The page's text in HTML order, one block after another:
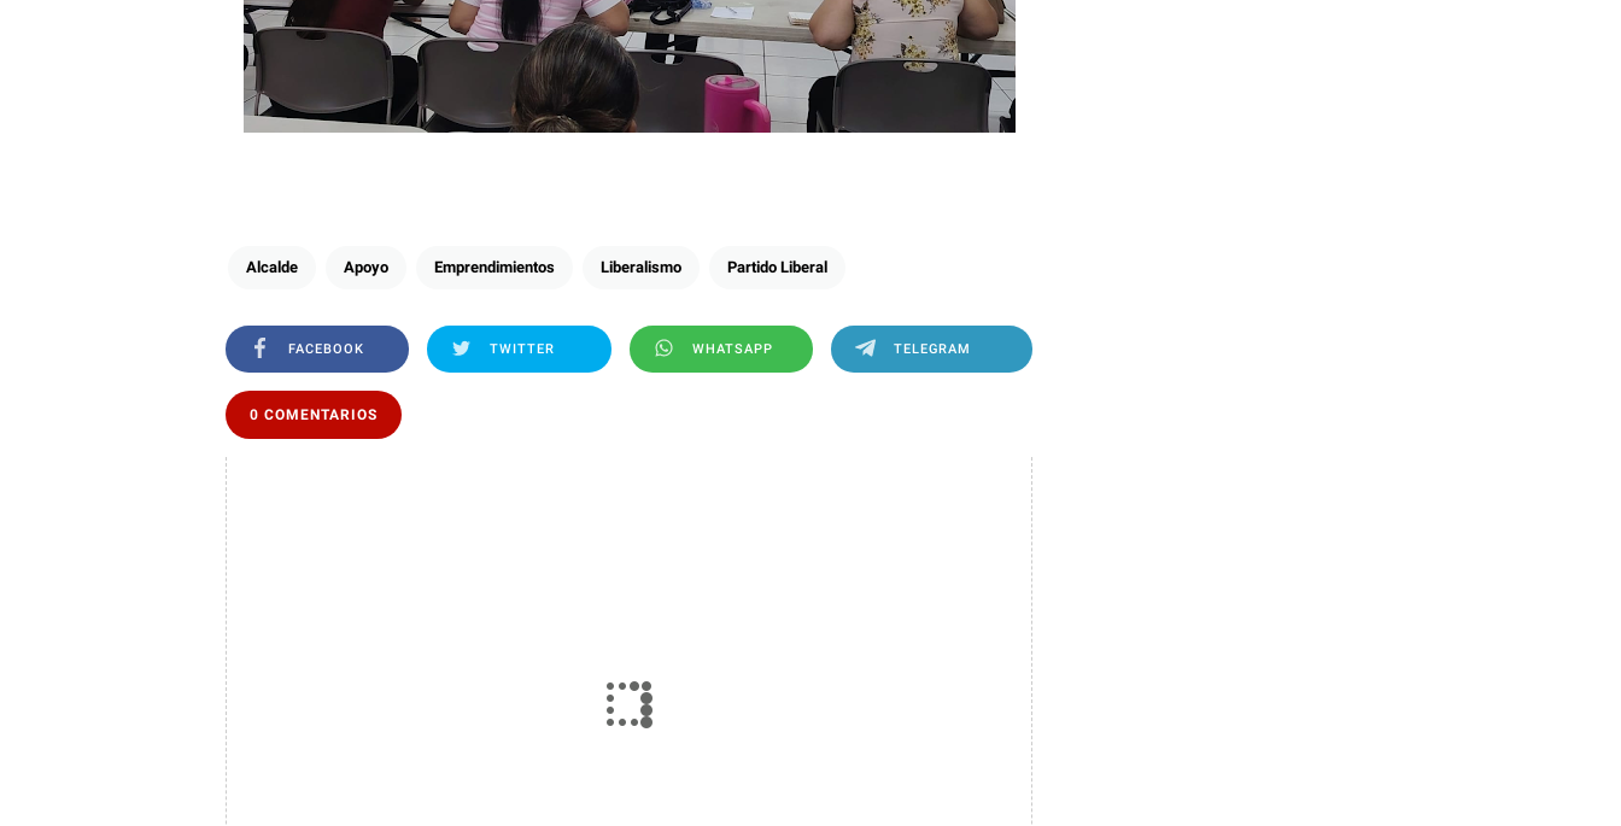
Alcalde Apoyo Emprendimientos Liberalismo Partido Liberal
FACEBOOK TWITTER WHATSAPP TELEGRAM
0 COMENTARIOS